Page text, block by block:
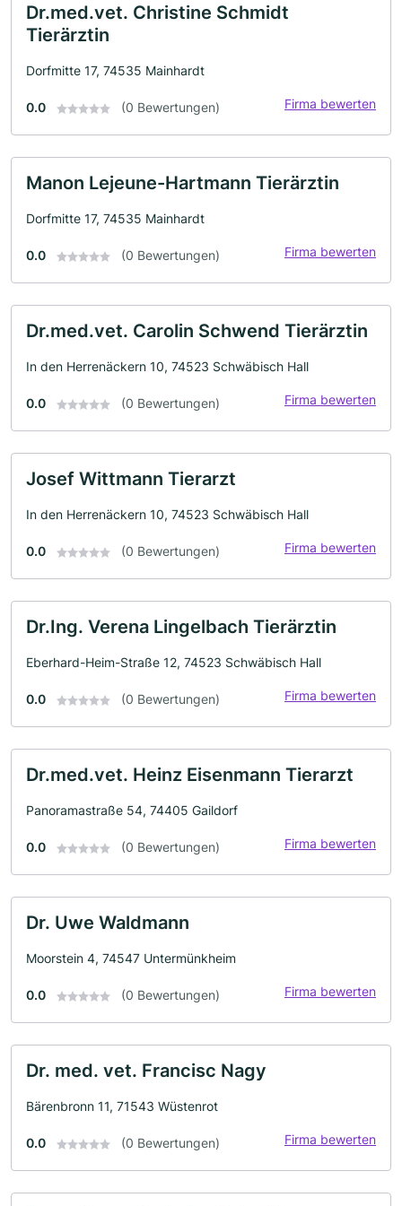
Dr.med.vet. Christine Schmidt
Tierärztin
Dorfmitte 17, 74535 Mainhardt
0.0 (0 Bewertungen) Firma bewerten
Manon Lejeune-Hartmann Tierärztin
Dorfmitte 17, 74535 Mainhardt
0.0 (0 Bewertungen) Firma bewerten
Dr.med.vet. Carolin Schwend Tierärztin
In den Herrenäckern 10, 74523 Schwäbisch Hall
0.0 (0 Bewertungen) Firma bewerten
Josef Wittmann Tierarzt
In den Herrenäckern 10, 74523 Schwäbisch Hall
0.0 (0 Bewertungen) Firma bewerten
Dr.Ing. Verena Lingelbach Tierärztin
Eberhard-Heim-Straße 12, 74523 Schwäbisch Hall
0.0 (0 Bewertungen) Firma bewerten
Dr.med.vet. Heinz Eisenmann Tierarzt
Panoramastraße 54, 74405 Gaildorf
0.0 (0 Bewertungen) Firma bewerten
Dr. Uwe Waldmann
Moorstein 4, 74547 Untermünkheim
0.0 (0 Bewertungen) Firma bewerten
Dr. med. vet. Francisc Nagy
Bärenbronn 11, 71543 Wüstenrot
0.0 (0 Bewertungen) Firma bewerten